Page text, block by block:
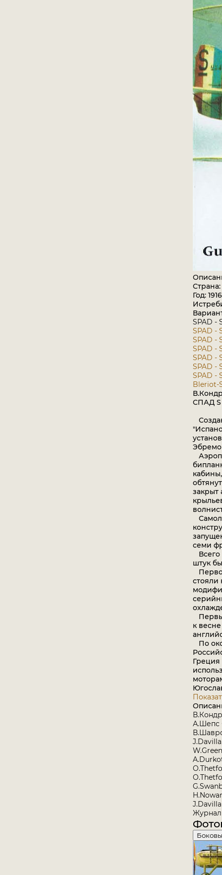
Год: 1916
SPAD -
SPAD -
SPAD -
SPAD -
SPAD -
SPAD -
SPAD -
Bleriot-
СПАД S
семи
Всего
штук
стояли
к
По
Греция
А.Шепс